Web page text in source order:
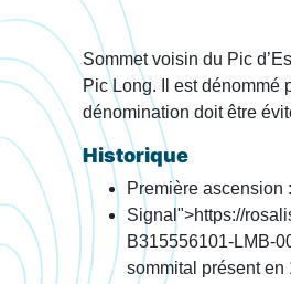
Sommet voisin du Pic
Pic Long. Il est dénommé
dénomination doit être
Historique
Première ascension
Signal">https://
B315556101-LMB-
sommital présent en